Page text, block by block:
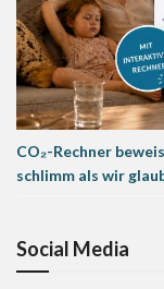
CO₂-Rechner
schlimm als wir
Social Media